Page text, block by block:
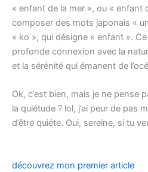
« enfant de la mer », ou « enfant
composer des mots japonais «
« ko », qui désigne « enfant ».
profonde connexion avec la
et la sérénité qui émanent de
Ok, c’est bien, mais je ne pense
la quiétude ? lol, j’ai peur de pas
d’être quiéte. Oui, sereine, si tu
découvrez mon premier article